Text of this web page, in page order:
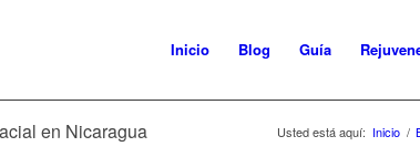
Inicio Blog Guía
en Nicaragua Usted está aquí: Inicio /